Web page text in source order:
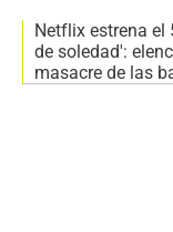
Netflix estrena el
de soledad':
masacre de las